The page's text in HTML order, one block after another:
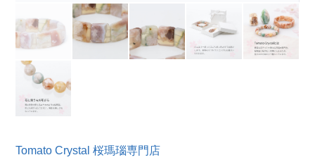
Tomato Crystal 桜瑪瑙専門店